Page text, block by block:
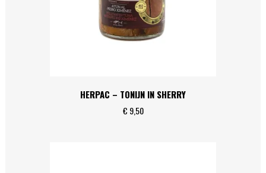
HERPAC – TONIJN IN SHERRY
€ 9,50